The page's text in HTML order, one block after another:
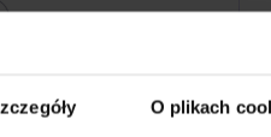
O plikach
16,80 zł